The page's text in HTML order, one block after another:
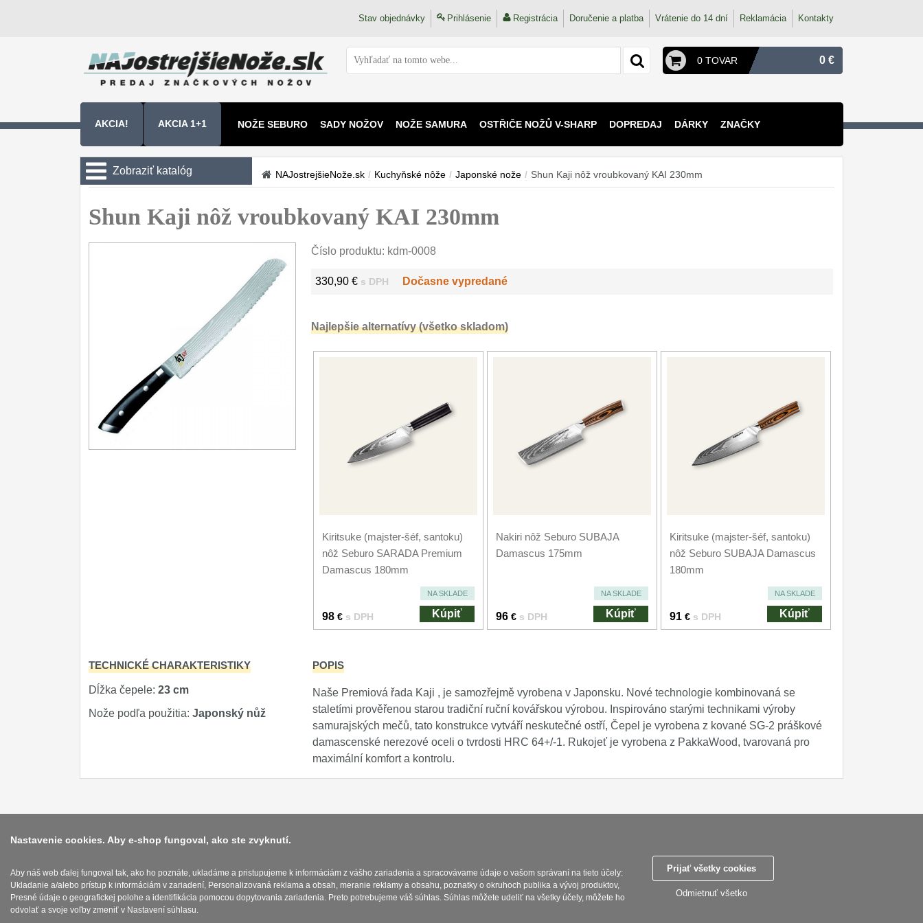
Stav objednávky Prihlásenie Registrácia Doručenie a platba Vrátenie do 14 dní Reklamácia Kontakty
0 TOVAR 0 €
AKCIA! AKCIA 1+1 NOŽE SEBURO SADY NOŽOV NOŽE SAMURA OSTŘIČE NOŽŮ V-SHARP DOPREDAJ DÁRKY ZNAČKY
Zobraziť katalóg
Sady nožov 9
Nože na ovoce a zeleninu 43
Nože NAKIRI 17
Filetovací nože
Nože na chleba
Zavírací nože
Nože s pevnou čepeľou
Špeciálne nože
Nože SEBURO
Dopredaj 11
NAJostrejšieNože.sk / Kuchyňské nôže / Japonské nože / Shun Kaji nôž vroubkovaný KAI 230mm
Shun Kaji nôž vroubkovaný KAI 230mm
Číslo produktu: kdm-0008
330,90 € s DPH Dočasne vypredané
Najlepšie alternatívy (všetko skladom)
Kiritsuke (majster-šéf, santoku)
nôž Seburo SARADA Premium
Damascus 180mm
NA SKLADE
98 € s DPH Kúpiť
Nakiri nôž Seburo SUBAJA
Damascus 175mm
NA SKLADE
96 € s DPH Kúpiť
Kiritsuke (majster-šéf, santoku)
nôž Seburo SUBAJA Damascus
180mm
NA SKLADE
91 € s DPH Kúpiť
TECHNICKÉ CHARAKTERISTIKY
Dĺžka čepele: 23 cm
Nože podľa použitia: Japonský nůž
POPIS
Naše Premiová řada Kaji , je samozřejmě vyrobena v Japonsku. Nové technologie kombinovaná se
staletími prověřenou starou tradiční ruční kovářskou výrobou. Inspirováno starými technikami výroby
samurajských mečů, tato konstrukce vytváří neskutečné ostří, Čepel je vyrobena z kované SG-2 práškové
damascenské nerezové oceli o tvrdosti HRC 64+/-1. Rukojeť je vyrobena z PakkaWood, tvarovaná pro
maximální komfort a kontrolu.
Nastavenie súborov cookies
SEBURO s.r.o. Najostrejsienoze.sk © 2015 - 2026
Nastavenie cookies. Aby e-shop fungoval, ako ste zvyknutí.
Aby náš web ďalej fungoval tak, ako ho poznáte, ukladáme a pristupujeme k informáciám z vášho zariadenia a spracovávame údaje o vašom správaní na tieto účely:
Ukladanie a/alebo prístup k informáciám v zariadení, Personalizovaná reklama a obsah, meranie reklamy a obsahu, poznatky o okruhoch publika a vývoj produktov,
Presné údaje o geografickej polohe a identifikácia pomocou dopytovania zariadenia. Preto potrebujeme váš súhlas. Súhlas môžete udeliť na všetky účely, môžete ho
odvolať a svoje voľby zmeniť v Nastavení súhlasu.
Prijať všetky cookies
Odmietnuť všetko